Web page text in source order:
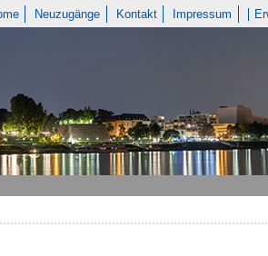
Neuzugänge Kontakt Impressum